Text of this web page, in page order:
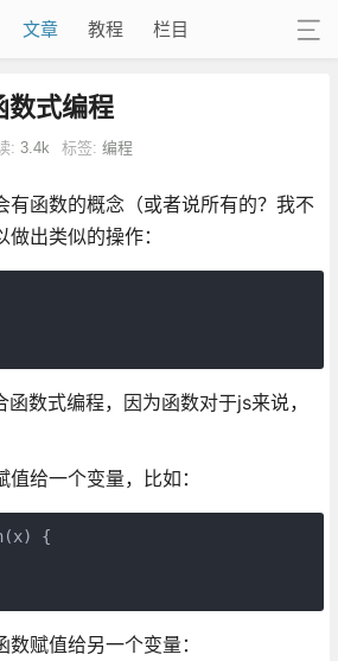
文章 教程 栏目
式编程
: 3.4k 标签: 编程
有函数的概念（或者说所有的？我不
出类似的操作：
数式编程，因为函数对于js来说，
给一个变量，比如：
{
赋值给另一个变量：